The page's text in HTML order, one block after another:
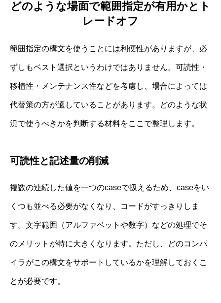
どのような場面で範囲指定が有用かとト
レードオフ
範囲指定の構文を使うことには利便性がありますが、必
ずしもベスト選択というわけではありません。可読性・
移植性・メンテナンス性などを考慮し、場合によっては
代替策の方が適していることがあります。どのような状
況で使うべきかを判断する材料をここで整理します。
可読性と記述量の削減
複数の連続した値を一つのcaseで扱えるため、caseをい
くつも並べる必要がなくなり、コードがすっきりしま
す。文字範囲（アルファベットや数字）などの処理でそ
のメリットが特に大きくなります。ただし、どのコンパ
イラがこの構文をサポートしているかを理解しておくこ
とが必要です。